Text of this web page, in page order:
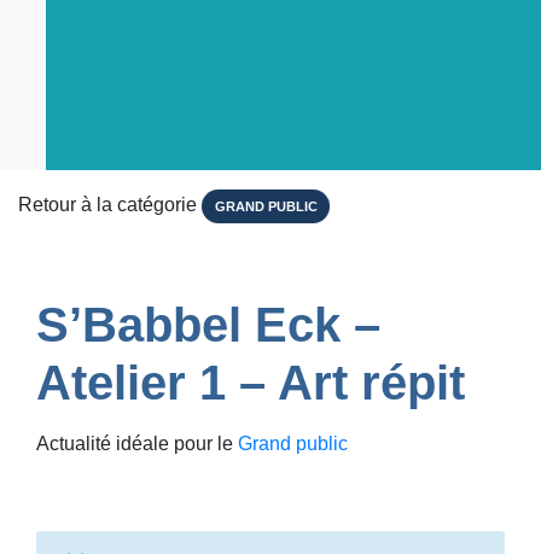
Retour à la catégorie GRAND PUBLIC
S’Babbel Eck –
Atelier 1 – Art répit
Actualité idéale pour le Grand public